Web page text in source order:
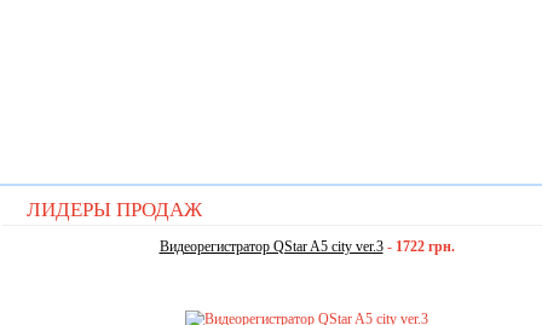
ЛИДЕРЫ ПРОДАЖ
Видеорегистратор QStar A5 city ver.3- 1722 грн.